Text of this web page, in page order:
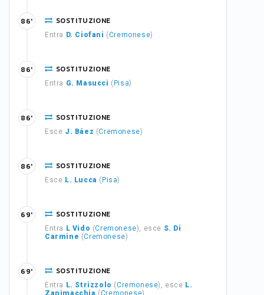
SOSTITUZIONE
Entra D. Ciofani (Cremonese)
86'
SOSTITUZIONE
Entra G. Masucci ( Pisa)
86'
SOSTITUZIONE
Esce J. Báez (Cremonese)
86'
SOSTITUZIONE
Esce L. Lucca ( Pisa)
86'
SOSTITUZIONE
Entra L Vido (Cremonese), esce S. Di
Carmine (Cremonese)
69'
SOSTITUZIONE
Entra L. Strizzolo (Cremonese), esce L.
Zanimacchia (Cremonese)
69'